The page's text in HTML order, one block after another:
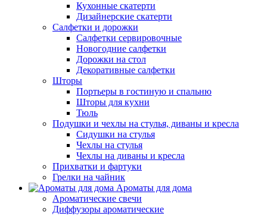
Кухонные скатерти
Дизайнерские скатерти
Салфетки и дорожки
Салфетки сервировочные
Новогодние салфетки
Дорожки на стол
Декоративные салфетки
Шторы
Портьеры в гостиную и спальню
Шторы для кухни
Тюль
Подушки и чехлы на стулья, диваны и кресла
Сидушки на стулья
Чехлы на стулья
Чехлы на диваны и кресла
Прихватки и фартуки
Грелки на чайник
Ароматы для дома
Ароматические свечи
Диффузоры ароматические